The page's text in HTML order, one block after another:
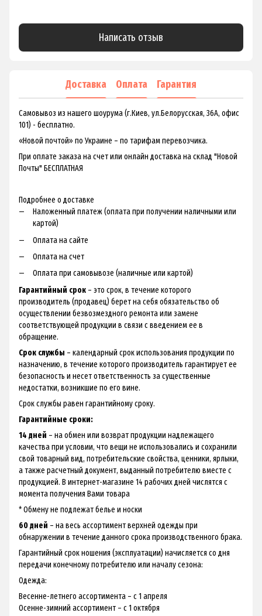
Написать отзыв
Доставка Оплата Гарантия
Самовывоз из нашего шоурума (г.Киев, ул.Белорусская, 36А, офис
101) - бесплатно.
«Новой почтой» по Украине – по тарифам перевозчика.
При оплате заказа на счет или онлайн доставка на склад "Новой
Почты" БЕСПЛАТНАЯ
Подробнее о доставке
Наложенный платеж (оплата при получении наличными или
картой)
Оплата на сайте
Оплата на счет
Оплата при самовывозе (наличные или картой)
Гарантийный срок – это срок, в течение которого
производитель (продавец) берет на себя обязательство об
осуществлении безвозмездного ремонта или замене
соответствующей продукции в связи с введением ее в
обращение.
Срок службы – календарный срок использования продукции по
назначению, в течение которого производитель гарантирует ее
безопасность и несет ответственность за существенные
недостатки, возникшие по его вине.
Срок службы равен гарантийному сроку.
Гарантийные сроки:
14 дней – на обмен или возврат продукции надлежащего
качества при условии, что вещи не использовались и сохранили
свой товарный вид, потребительские свойства, ценники, ярлыки,
а также расчетный документ, выданный потребителю вместе с
продукцией. В интернет-магазине 14 рабочих дней числятся с
момента получения Вами товара
* Обмену не подлежат белье и носки
60 дней – на весь ассортимент верхней одежды при
обнаружении в течение данного срока производственного брака.
Гарантийный срок ношения (эксплуатации) начисляется со дня
передачи конечному потребителю или началу сезона:
Одежда:
Весенне-летнего ассортимента – с 1 апреля
Осенне-зимний ассортимент – с 1 октября